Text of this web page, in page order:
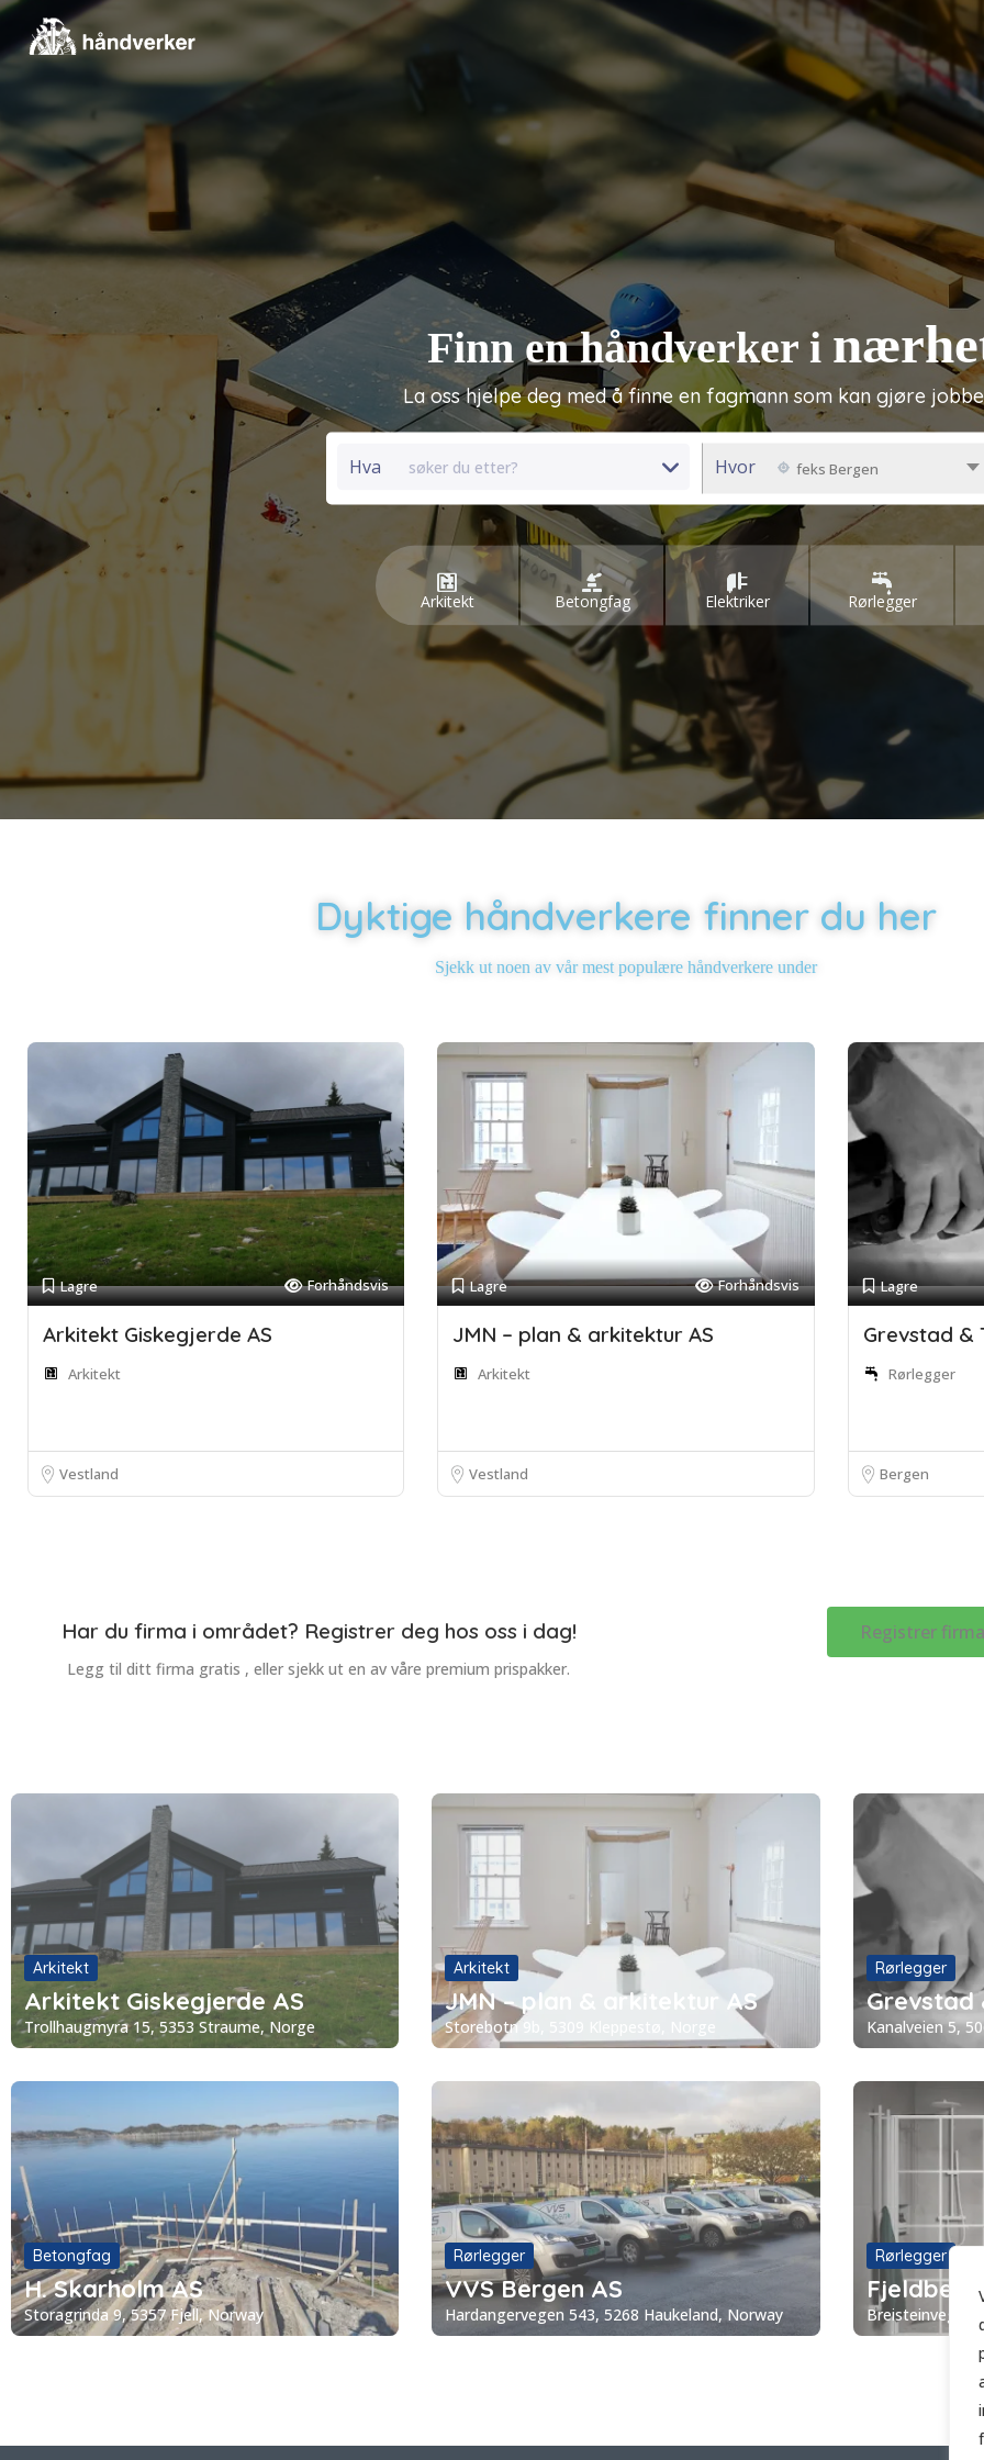
Finn en håndverker i
La oss hjelpe deg med å finne en fagmann som kan gjøre
Hva Hvor feks Bergen
Arkitekt Betongfag Elektriker Rørlegger
Dyktige håndverkere finner du her
Sjekk ut noen av vår mest populære håndverkere under
Lagre Forhåndsvis
Arkitekt Giskegjerde AS
Arkitekt
Vestland
Lagre Forhåndsvis
JMN – plan & arkitektur AS
Arkitekt
Vestland
Lagre
Grevstad &
Rørlegger
Bergen
Har du firma i området? Registrer deg hos oss i dag!
Legg til ditt firma gratis , eller sjekk ut en av våre premium prispakker.
Registrer firma
Arkitekt
Arkitekt Giskegjerde AS
Trollhaugmyra 15, 5353 Straume, Norge
Arkitekt
JMN – plan & arkitektur AS
Storebotn 9b, 5309 Kleppestø, Norge
Rørlegger
Grevstad
Kanalveien 5,
Betongfag
H. Skarholm AS
Storagrinda 9, 5357 Fjell, Norway
Rørlegger
VVS Bergen AS
Hardangervegen 543, 5268 Haukeland, Norway
Rørlegger
Breisteinvegen